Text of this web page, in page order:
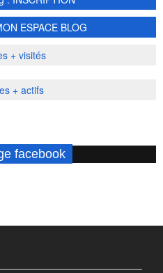
ESPACE BLOG
+ visités
+ actifs
facebook